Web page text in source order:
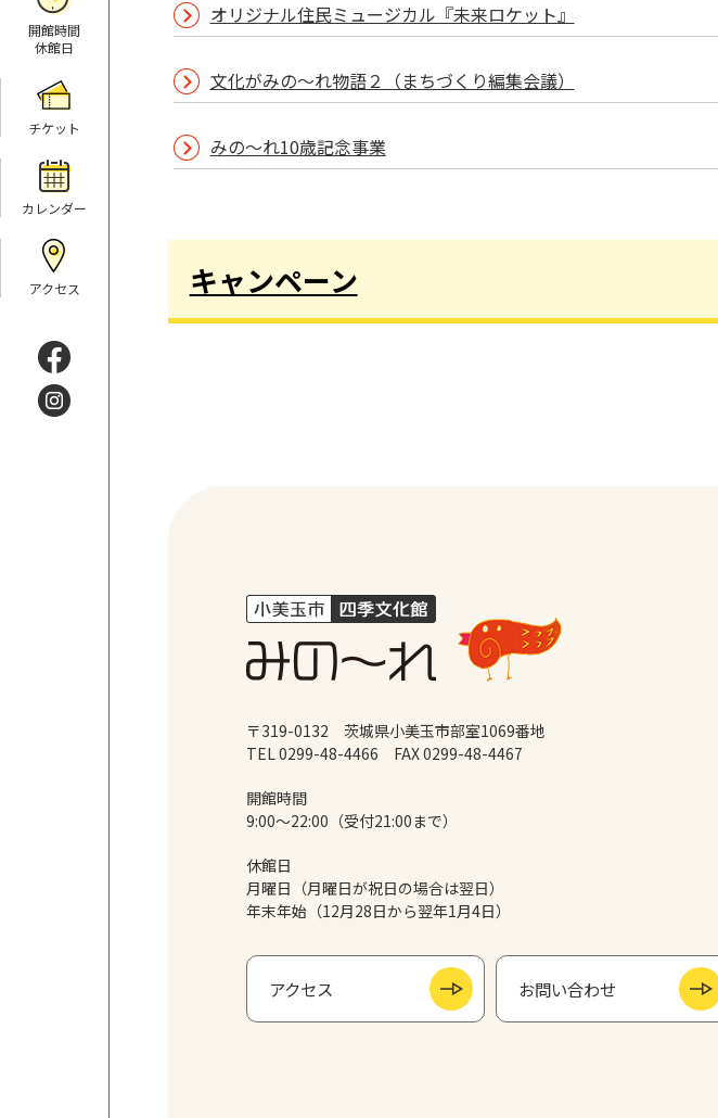
開館時間
休館日
チケット
カレンダー
アクセス
オリジナル住民ミュージカル『未来ロケット』
文化がみの～れ物語２（まちづくり編集会議）
みの～れ10歳記念事業
キャンペーン
〒319-0132 茨城県小美玉市部室1069番地
TEL 0299-48-4466
FAX 0299-48-4467
開館時間
9:00～22:00（受付21:00まで）
休館日
月曜日（月曜日が祝日の場合は翌日）
年末年始（12月28日から翌年1月4日）
アクセス お問い合わせ